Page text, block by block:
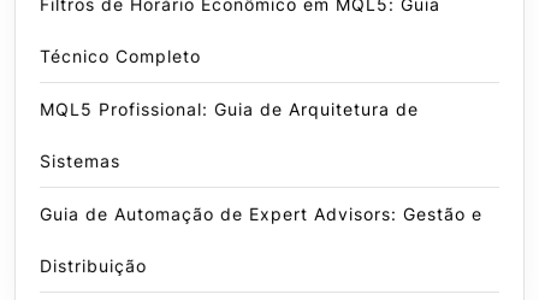
Técnico Completo
MQL5 Profissional: Guia de Arquitetura de
Sistemas
Guia de Automação de Expert Advisors: Gestão e
Distribuição